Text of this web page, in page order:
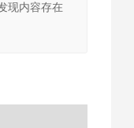
现内容存在